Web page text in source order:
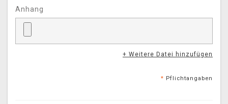
Anhang
+ Weitere Datei hinzufügen
* Pflichtangaben